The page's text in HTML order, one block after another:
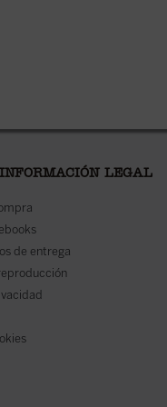
LEGAL
de entrega